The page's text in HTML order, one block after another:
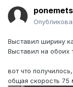
Выставил ширину
Выставил на обоих
вот что получилось,
общая скорость 75